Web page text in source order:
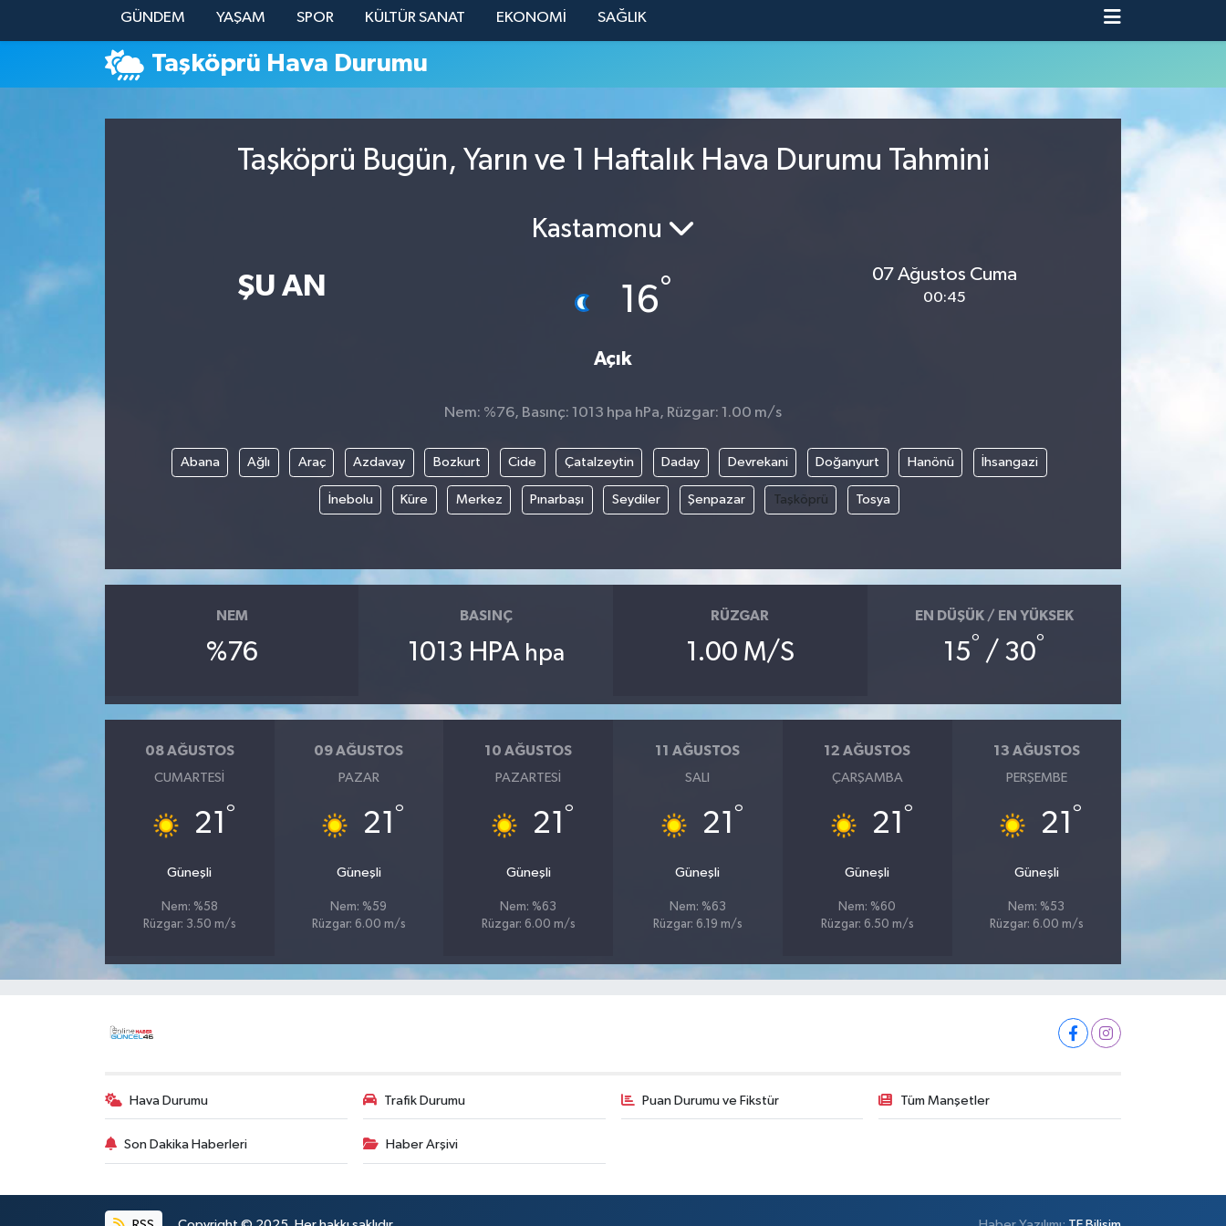
GÜNDEM YAŞAM SPOR KÜLTÜR SANAT EKONOMİ SAĞLIK
Taşköprü Hava Durumu
Taşköprü Bugün, Yarın ve 1 Haftalık Hava Durumu Tahmini
ŞU AN
Kastamonu
16°
Açık
07 Ağustos Cuma
00:45
Nem: %76, Basınç: 1013 hpa hPa, Rüzgar: 1.00 m/s
Abana Ağlı Araç Azdavay Bozkurt Cide Çatalzeytin Daday Devrekani Doğanyurt Hanönü İhsangazi
İnebolu Küre Merkez Pınarbaşı Seydiler Şenpazar Taşköprü Tosya
NEM
%76
BASINÇ
1013 HPA hpa
RÜZGAR
1.00 M/S
EN DÜŞÜK / EN YÜKSEK
15° / 30°
08 AĞUSTOS
CUMARTESI
21 °
Güneşli
Nem: %58
Rüzgar: 3.50 m/s
09 AĞUSTOS
PAZAR
21 °
Güneşli
Nem: %59
Rüzgar: 6.00 m/s
10 AĞUSTOS
PAZARTESI
21 °
Güneşli
Nem: %63
Rüzgar: 6.00 m/s
11 AĞUSTOS
SALI
21 °
Güneşli
Nem: %63
Rüzgar: 6.19 m/s
12 AĞUSTOS
ÇARŞAMBA
21 °
Güneşli
Nem: %60
Rüzgar: 6.50 m/s
13 AĞUSTOS
PERŞEMBE
21 °
Güneşli
Nem: %53
Rüzgar: 6.00 m/s
Hava Durumu Trafik Durumu Puan Durumu ve Fikstür Tüm Manşetler
Son Dakika Haberleri Haber Arşivi